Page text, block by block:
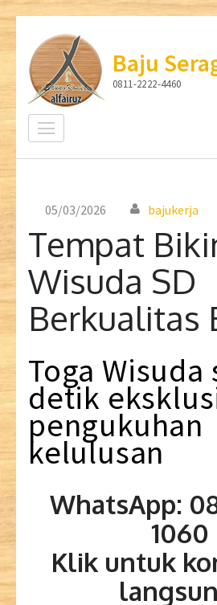
konten
(Tekan
Enter)
Baju
0811-2222-4460
05/03/2026 bajukerja
Tempat
Wisuda SD
Berkualitas
Toga Wisuda
detik
pengukuhan
kelulusan
WhatsApp:
1060
Klik untuk